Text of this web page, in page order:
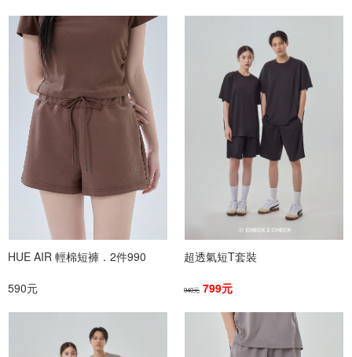
HUE AIR 輕棉短褲．2件990
590元
超透氣短T套裝
940元 799元